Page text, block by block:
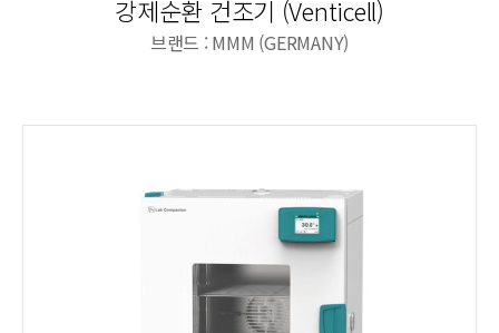
강제순환 건조기 (Venticell)
브랜드 : MMM (GERMANY)